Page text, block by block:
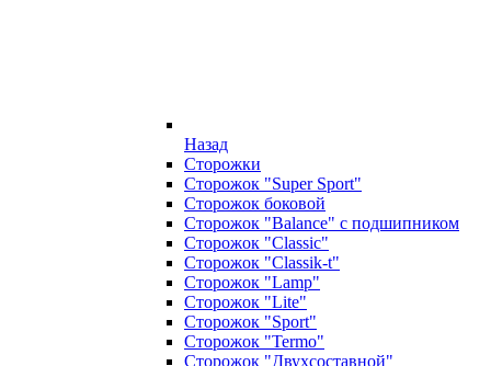
Назад
Сторожки
Сторожок "Super Sport"
Сторожок боковой
Сторожок "Balance" с подшипником
Сторожок "Classic"
Сторожок "Classik-t"
Сторожок "Lamp"
Сторожок "Lite"
Сторожок "Sport"
Сторожок "Termo"
Сторожок "Двухсоставной"